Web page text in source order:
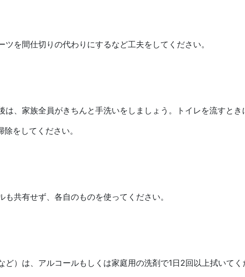
を間仕切りの代わりにするなど工夫をしてください。
は、家族全員がきちんと手洗いをしましょう。トイレを流すとき
をしてください。
共有せず、各自のものを使ってください。
ど）は、アルコールもしくは家庭用の洗剤で1日2回以上拭いてく